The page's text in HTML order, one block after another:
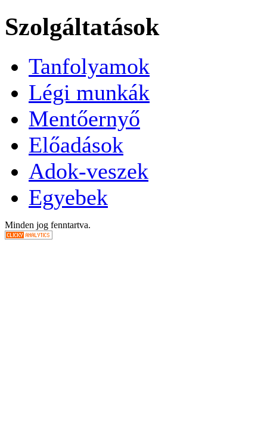
Szolgáltatások
Tanfolyamok
Légi munkák
Mentőernyő
Előadások
Adok-veszek
Egyebek
Minden jog fenntartva.